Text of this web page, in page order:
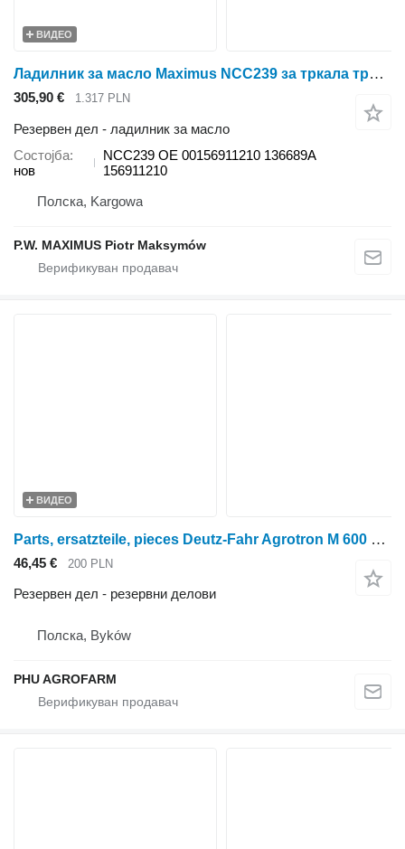
ВИДЕО
Ладилник за масло Maximus NCC239 за тркала трактор Deutz-Fahr AGROTRON 165 M600 M610 M620 M640 M650
305,90 € 1.317 PLN
Резервен дел - ладилник за масло
Состојба
нов
NCC239 OE 00156911210 136689A
156911210
Полска, Kargowa
P.W. MAXIMUS Piotr Maksymów
ВИДЕО
Parts, ersatzteile, pieces Deutz-Fahr Agrotron M 600 610 615 parts, ersatzteile, pieces за тркала трактор Deutz-Fahr Agrotron M 600 610 615
46,45 € 200 PLN
Резервен дел - резервни делови
Полска, Byków
PHU AGROFARM